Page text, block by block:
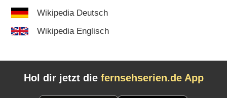
Wikipedia Deutsch
Wikipedia Englisch
Hol dir jetzt die fernsehserien.de App